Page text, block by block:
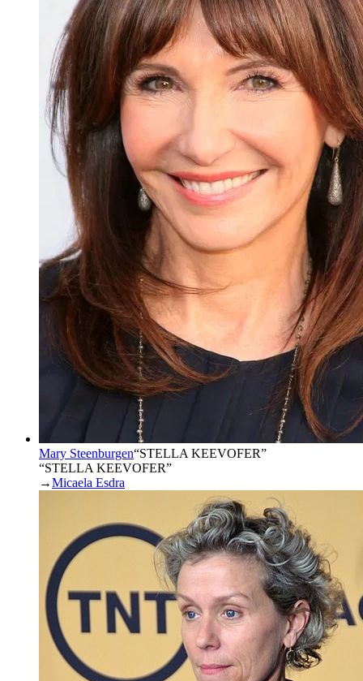
Mary Steenburgen“STELLA KEEVOFER”
“STELLA KEEVOFER”
→Micaela Esdra